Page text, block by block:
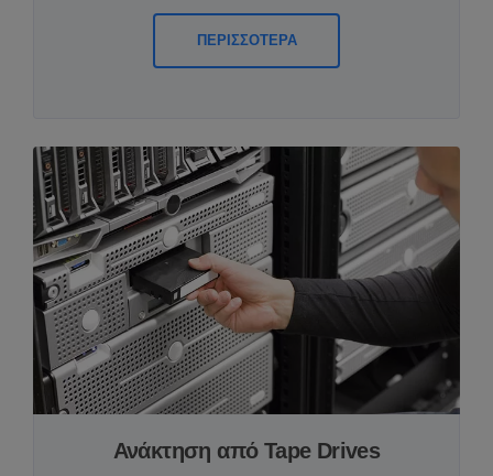
ΠΕΡΙΣΣΟΤΕΡΑ
Ανάκτηση από Tape Drives